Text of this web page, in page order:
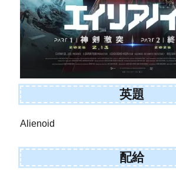
英題
Alienoid
配給